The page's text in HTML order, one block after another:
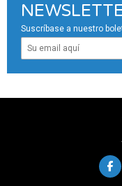
Suscríbase a nuestro